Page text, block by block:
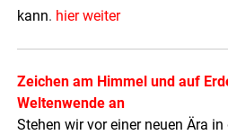
kann. hier weiter
Zeichen am Himmel und auf
Weltenwende an
Stehen wir vor einer neuen Ära